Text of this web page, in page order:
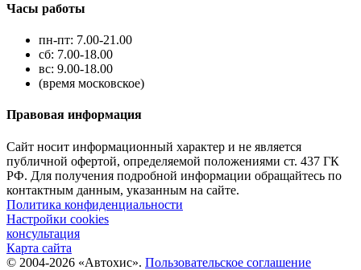
Часы работы
пн-пт: 7.00-21.00
сб: 7.00-18.00
вс: 9.00-18.00
(время московское)
Правовая информация
Сайт носит информационный характер и не является
публичной офертой, определяемой положениями ст. 437 ГК
РФ. Для получения подробной информации обращайтесь по
контактным данным, указанным на сайте.
Политика конфиденциальности
Настройки cookies
консультация
Карта сайта
© 2004-2026 «Автохис». Пользовательское соглашение